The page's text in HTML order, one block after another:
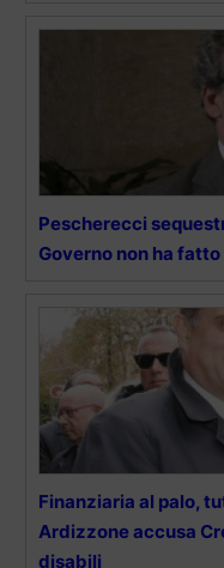
Pescherecci
Governo non ha fatto
Finanziaria al palo,
Ardizzone accusa
disabili